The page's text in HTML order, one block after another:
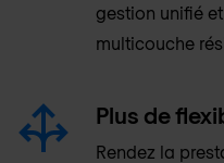
gestion unifié
multicouche
Plus de
Rendez la